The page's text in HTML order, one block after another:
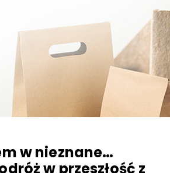
w nieznane…
w przeszłość z